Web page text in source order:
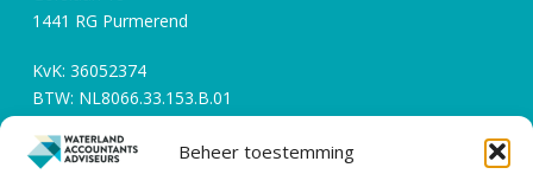
Beheer toestemming
1441 RG Purmerend
KvK: 36052374
BTW: NL8066.33.153.B.01
Openingstijden